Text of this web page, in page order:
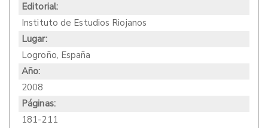
Editorial:
Instituto de Estudios Riojanos
Lugar:
Logroño, España
Año:
2008
Páginas:
181-211